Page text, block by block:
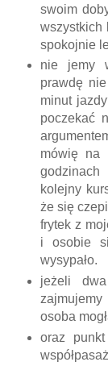
swoim
wszystkich
spokojnie
nie jemy
prawdę
minut
poczekać
mówię na
kolejny
że się
frytek z
i osobie
wysypało.
jeżeli
osoba
oraz